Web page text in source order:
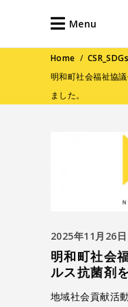
Menu
Home / CSR_SDGs
明和町社会福祉協
ました。
2025年11月26日
明和町社会
ルス抗菌剤
地域社会貢献活